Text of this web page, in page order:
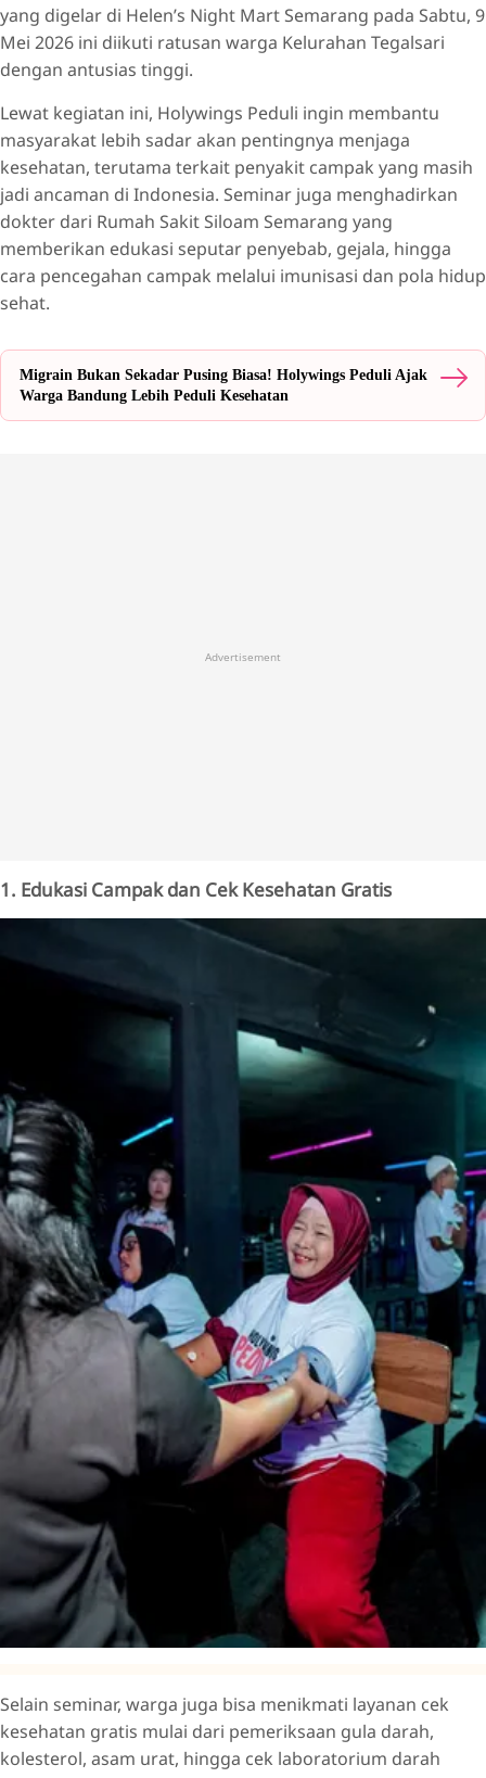
yang digelar di Helen’s Night Mart Semarang pada Sabtu, 9
Mei 2026 ini diikuti ratusan warga Kelurahan Tegalsari
dengan antusias tinggi.
Lewat kegiatan ini, Holywings Peduli ingin membantu
masyarakat lebih sadar akan pentingnya menjaga
kesehatan, terutama terkait penyakit campak yang masih
jadi ancaman di Indonesia. Seminar juga menghadirkan
dokter dari Rumah Sakit Siloam Semarang yang
memberikan edukasi seputar penyebab, gejala, hingga
cara pencegahan campak melalui imunisasi dan pola hidup
sehat.
Migrain Bukan Sekadar Pusing Biasa! Holywings Peduli Ajak
Warga Bandung Lebih Peduli Kesehatan
Advertisement
1. Edukasi Campak dan Cek Kesehatan Gratis
Selain seminar, warga juga bisa menikmati layanan cek
kesehatan gratis mulai dari pemeriksaan gula darah,
kolesterol, asam urat, hingga cek laboratorium darah